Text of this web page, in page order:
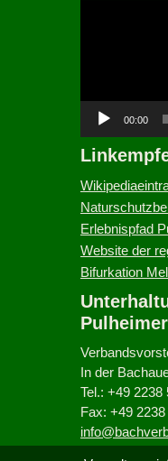
P
l
a
y
e
r
00:00
Erlebnispfad
Website der
Bifurkation
In der
Tel.: +49 2238
Fax: +49